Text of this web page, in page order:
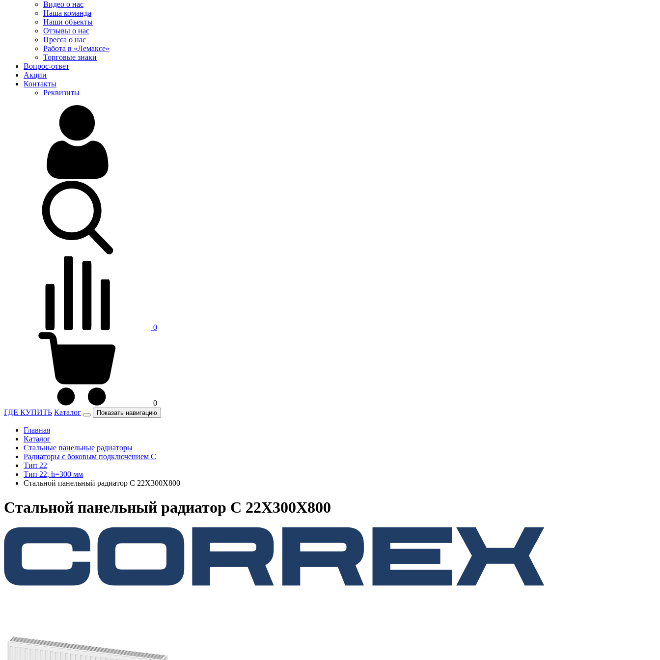
Видео о нас
Наша команда
Наши объекты
Отзывы о нас
Пресса о нас
Работа в «Лемаксе»
Торговые знаки
Вопрос-ответ
Акции
Контакты
Реквизиты
0
0
ГДЕ КУПИТЬ Каталог Показать навигацию
Главная
Каталог
Стальные панельные радиаторы
Радиаторы c боковым подключением C
Тип 22
Тип 22, h=300 мм
Стальной панельный радиатор C 22Х300Х800
Стальной панельный радиатор C 22Х300Х800